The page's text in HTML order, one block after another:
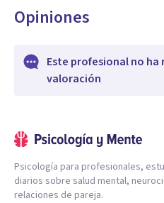
Opiniones
Este profesional no
valoración
Psicología para profesionales,
diarios sobre salud mental,
relaciones de pareja.